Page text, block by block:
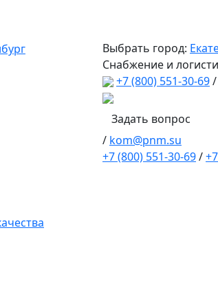
Выбрать город:
Снабжение и
+7 (800) 551-30-69/
Задать вопрос
/ kom@pnm.su
+7 (800) 551-30-69/